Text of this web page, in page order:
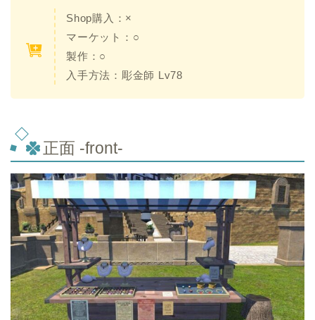
Shop購入：×
マーケット：○
製作：○
入手方法：彫金師 Lv78
正面 -front-